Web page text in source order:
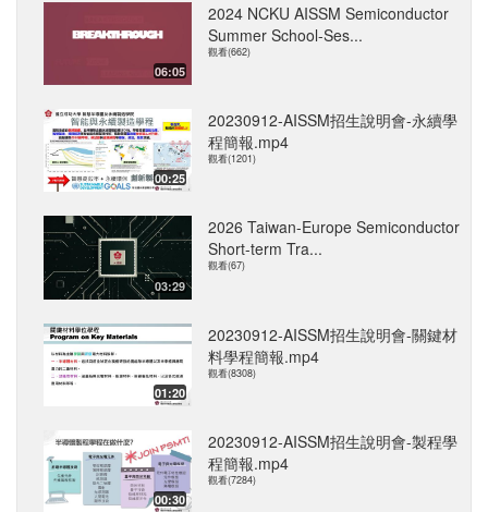
06:05
2024 NCKU AISSM Semiconductor
Summer School-Ses...
觀看(662)
00:25
20230912-AISSM招生說明會-永續學
程簡報.mp4
觀看(1201)
03:29
2026 Taiwan-Europe Semiconductor
Short-term Tra...
觀看(67)
01:20
20230912-AISSM招生說明會-關鍵材
料學程簡報.mp4
觀看(8308)
00:30
20230912-AISSM招生說明會-製程學
程簡報.mp4
觀看(7284)